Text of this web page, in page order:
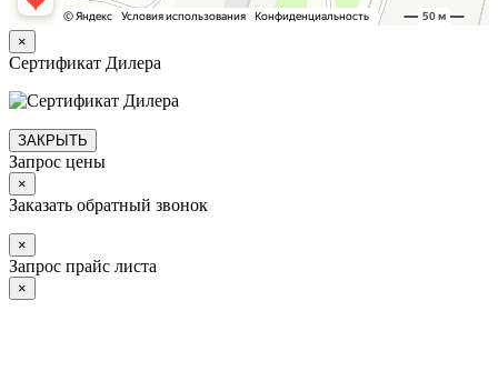
×
Сертификат Дилера
ЗАКРЫТЬ
Запрос цены
×
Заказать обратный звонок
×
Запрос прайс листа
×